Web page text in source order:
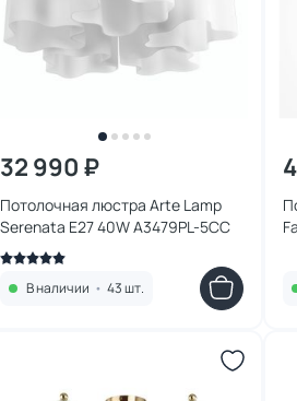
32 990 ₽
Потолочная люстра Arte Lamp
Serenata E27 40W A3479PL-5CC
В наличии • 43 шт.